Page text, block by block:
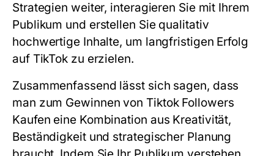
Strategien weiter, interagieren Sie mit Ihrem
Publikum und erstellen Sie qualitativ
hochwertige Inhalte, um langfristigen Erfolg
auf TikTok zu erzielen.
Zusammenfassend lässt sich sagen, dass
man zum Gewinnen von Tiktok Followers
Kaufen eine Kombination aus Kreativität,
Beständigkeit und strategischer Planung